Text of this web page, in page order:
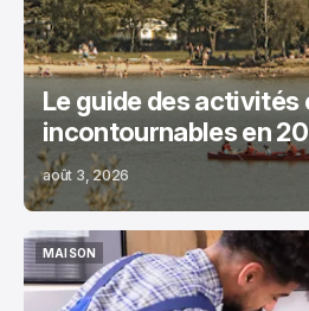
Le guide des activités
incontournables en
août 3, 2026
MAISON
MAISON